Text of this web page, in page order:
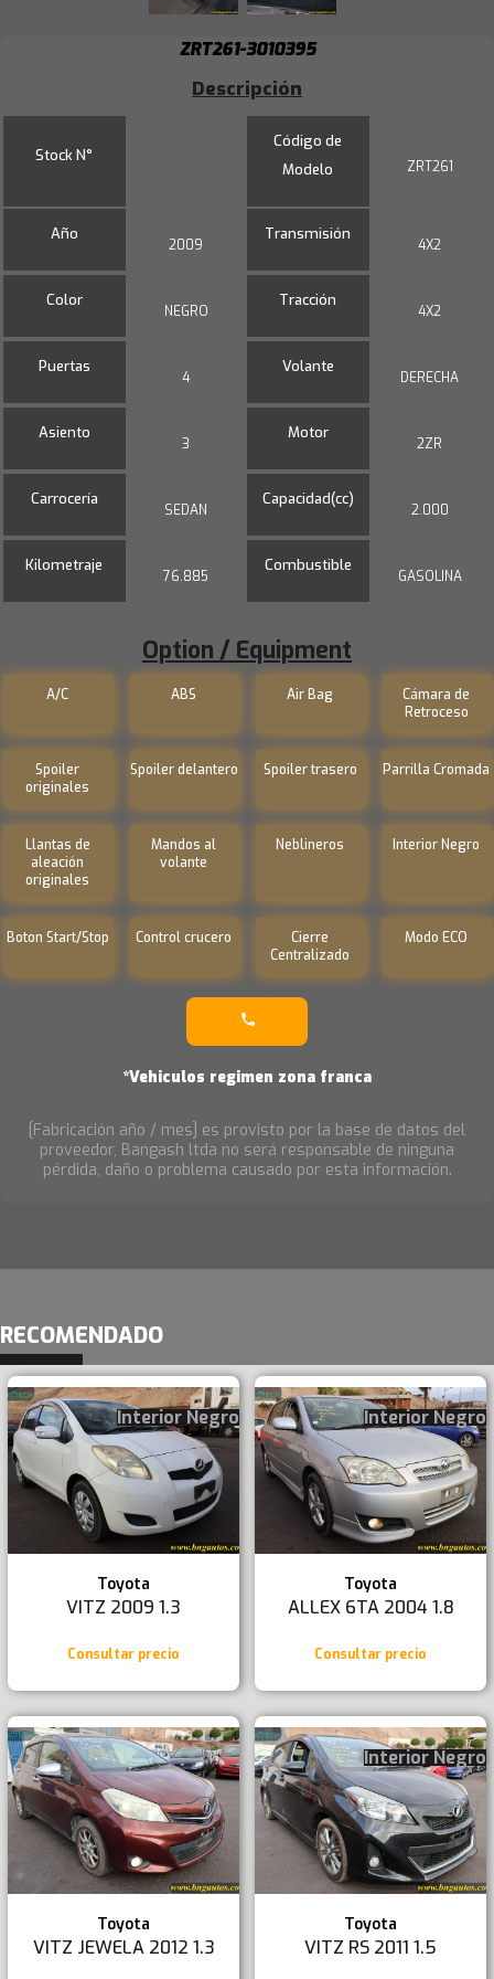
ZRT261-3010395
Descripción
Stock N°
Código de
Modelo
ZRT261
Año
2009
Transmisión
4X2
Color
NEGRO
Tracción
4X2
Puertas
4
Volante
DERECHA
Asiento
3
Motor
2ZR
Carrocería
SEDAN
Capacidad(cc)
2.000
Kilometraje
76.885
Combustible
GASOLINA
Option / Equipment
A/C ABS Air Bag
Cámara de
Retroceso
Spoiler
originales
Spoiler delantero Spoiler trasero Parrilla Cromada
Llantas de
aleación
originales
Mandos al
volante
Neblineros Interior Negro
Boton Start/Stop Control crucero
Cierre
Centralizado
Modo ECO
*Vehiculos regimen zona franca
[Fabricación año / mes] es provisto por la base de datos del
proveedor, Bangash ltda no será responsable de ninguna
pérdida, daño o problema causado por esta información.
RECOMENDADO
Toyota
VITZ 2009 1.3
Consultar precio
Interior Negro
Toyota
ALLEX 6TA 2004 1.8
Consultar precio
Interior Negro
Toyota
VITZ JEWELA 2012 1.3
Toyota
VITZ RS 2011 1.5
Interior Negro